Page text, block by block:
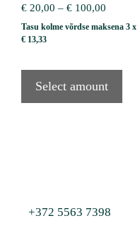
€ 20,00 – € 100,00
range:
€ 100,00
Tasu kolme võrdse maksena 3 x
€ 13,33
Select amount
+372 5563 7398